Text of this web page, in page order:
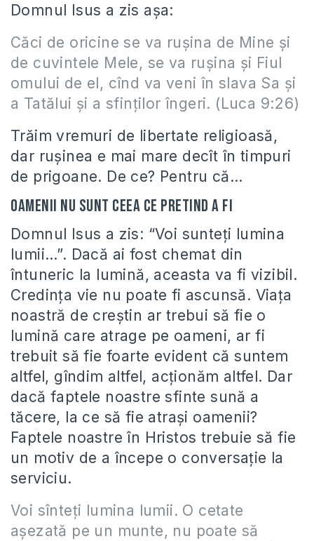
Domnul Isus a zis așa:
Căci de oricine se va ruşina de Mine şi
de cuvintele Mele, se va ruşina şi Fiul
omului de el, cînd va veni în slava Sa şi
a Tatălui şi a sfinţilor îngeri. (Luca 9:26)
Trăim vremuri de libertate religioasă,
dar rușinea e mai mare decît în timpuri
de prigoane. De ce? Pentru că…
Oamenii nu sunt ceea ce pretind a fi
Domnul Isus a zis: “Voi sunteți lumina
lumii…”. Dacă ai fost chemat din
întuneric la lumină, aceasta va fi vizibil.
Credința vie nu poate fi ascunsă. Viața
noastră de creștin ar trebui să fie o
lumină care atrage pe oameni, ar fi
trebuit să fie foarte evident că suntem
altfel, gîndim altfel, acționăm altfel. Dar
dacă faptele noastre sfinte sună a
tăcere, la ce să fie atrași oamenii?
Faptele noastre în Hristos trebuie să fie
un motiv de a începe o conversație la
serviciu.
Voi sînteţi lumina lumii. O cetate
aşezată pe un munte, nu poate să